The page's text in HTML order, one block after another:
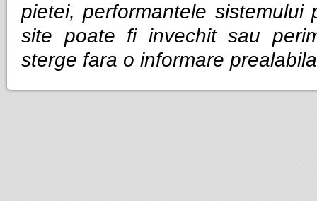
pietei, performantele
site poate fi invechit sau
sterge fara o informare